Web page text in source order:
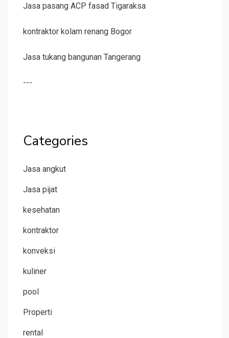
Jasa pasang ACP fasad Tigaraksa
kontraktor kolam renang Bogor
Jasa tukang bangunan Tangerang
---
Categories
Jasa angkut
Jasa pijat
kesehatan
kontraktor
konveksi
kuliner
pool
Properti
rental